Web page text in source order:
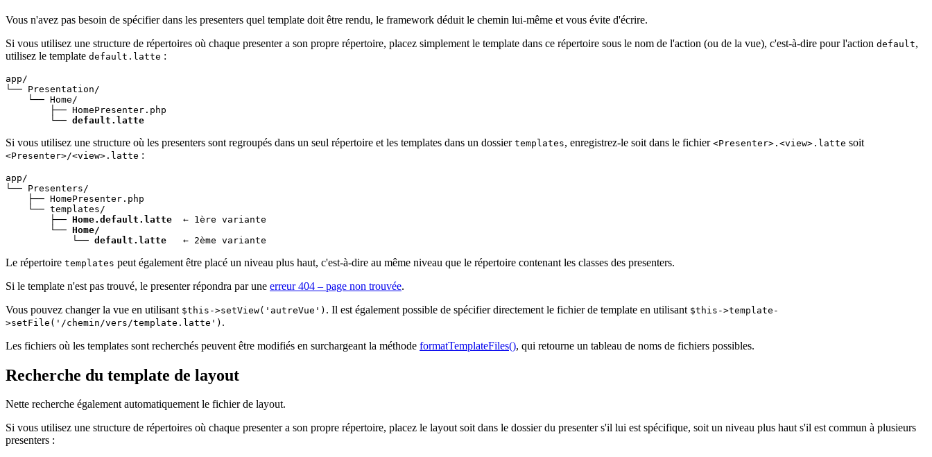
Vous n'avez pas besoin de spécifier dans les presenters quel template doit être rendu, le framework déduit le chemin lui-même et vous évite d'écrire.
Si vous utilisez une structure de répertoires où chaque presenter a son propre répertoire, placez simplement le template dans ce répertoire sous le nom de l'action (ou de la vue), c'est-à-dire pour l'action default,
utilisez le template default.latte :
app/
└── Presentation/
    └── Home/
        ├── HomePresenter.php
        └──
default.latte
Si vous utilisez une structure où les presenters sont regroupés dans un seul répertoire et les templates dans un dossier templates, enregistrez-le soit dans le fichier <Presenter>.<view>.latte soit
<Presenter>/<view>.latte :
app/
└── Presenters/
    ├── HomePresenter.php
    └── templates/
        ├──
Home.default.latte
  ← 1ère variante
        └──
Home/
            └──
default.latte
   ← 2ème variante
Le répertoire templates peut également être placé un niveau plus haut, c'est-à-dire au même niveau que le répertoire contenant les classes des presenters.
Si le template n'est pas trouvé, le presenter répondra par une erreur 404 – page non trouvée.
Vous pouvez changer la vue en utilisant $this->setView('autreVue') . Il est également possible de spécifier directement le fichier de template en utilisant $this->template-
>setFile('/chemin/vers/template.latte') .
Les fichiers où les templates sont recherchés peuvent être modifiés en surchargeant la méthode formatTemplateFiles(), qui retourne un tableau de noms de fichiers possibles.
Recherche du template de layout
Nette recherche également automatiquement le fichier de layout.
Si vous utilisez une structure de répertoires où chaque presenter a son propre répertoire, placez le layout soit dans le dossier du presenter s'il lui est spécifique, soit un niveau plus haut s'il est commun à plusieurs
presenters :